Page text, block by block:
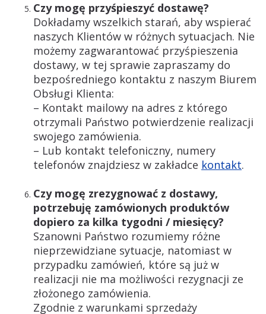
Czy mogę przyśpieszyć dostawę?
Dokładamy wszelkich starań, aby wspierać
naszych Klientów w różnych sytuacjach. Nie
możemy zagwarantować przyśpieszenia
dostawy, w tej sprawie zapraszamy do
bezpośredniego kontaktu z naszym Biurem
Obsługi Klienta:
– Kontakt mailowy na adres z którego
otrzymali Państwo potwierdzenie realizacji
swojego zamówienia.
– Lub kontakt telefoniczny, numery
telefonów znajdziesz w zakładce kontakt.
Czy mogę zrezygnować z dostawy,
potrzebuję zamówionych produktów
dopiero za kilka tygodni / miesięcy?
Szanowni Państwo rozumiemy różne
nieprzewidziane sytuacje, natomiast w
przypadku zamówień, które są już w
realizacji nie ma możliwości rezygnacji ze
złożonego zamówienia.
Zgodnie z warunkami sprzedaży